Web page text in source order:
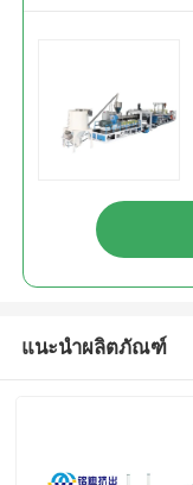
แนะนำผลิตภัณฑ์